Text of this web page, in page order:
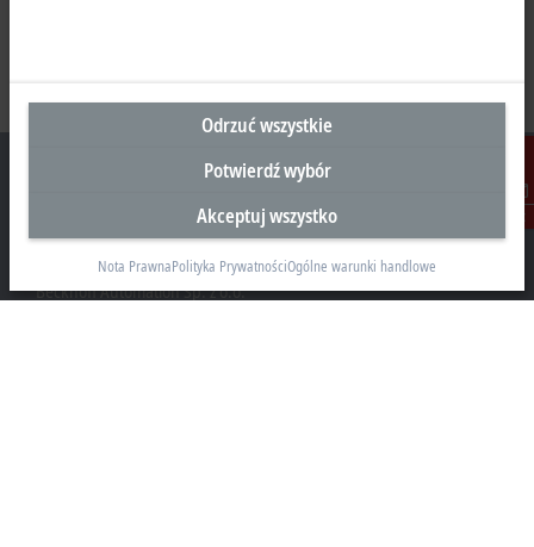
Kontakt
Siedziba Główna Polska
Beckhoff Automation Sp. z o.o.
Odrzuć wszystkie
Potwierdź wybór
Akceptuj wszystko
Nota PrawnaPolityka PrywatnościOgólne warunki handlowe